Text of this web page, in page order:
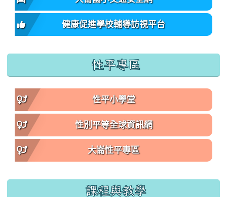
健康促進學校輔導訪視平台
性平專區
性平小學堂
性別平等全球資訊網
大崙性平專區
課程與教學